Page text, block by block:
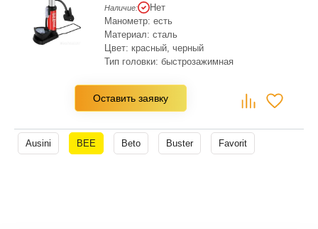
Наличие:
Нет
Манометр: есть
Материал: сталь
Цвет: красный, черный
Тип головки: быстрозажимная
Dunlop (DV)
Оставить заявку
Ausini BEE Beto Buster Favorit